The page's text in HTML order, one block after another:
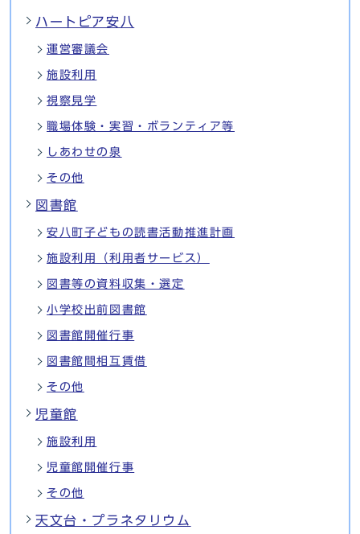
ハートピア安八
運営審議会
施設利用
視察見学
職場体験・実習・ボランティア等
しあわせの泉
その他
図書館
安八町子どもの読書活動推進計画
施設利用（利用者サービス）
図書等の資料収集・選定
小学校出前図書館
図書館開催行事
図書館間相互賃借
その他
児童館
施設利用
児童館開催行事
その他
天文台・プラネタリウム